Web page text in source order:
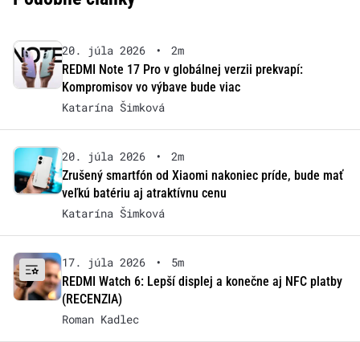
20. júla 2026 •
2m
REDMI Note 17 Pro v globálnej verzii prekvapí:
Kompromisov vo výbave bude viac
Katarína Šimková
20. júla 2026 •
2m
Zrušený smartfón od Xiaomi nakoniec príde, bude mať
veľkú batériu aj atraktívnu cenu
Katarína Šimková
17. júla 2026 •
5m
REDMI Watch 6: Lepší displej a konečne aj NFC platby
(RECENZIA)
Roman Kadlec